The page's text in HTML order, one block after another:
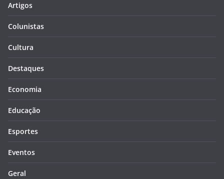
Artigos
Colunistas
Cultura
Destaques
Economia
Educação
Esportes
Eventos
Geral